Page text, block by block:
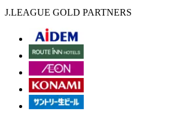
J.LEAGUE GOLD PARTNERS